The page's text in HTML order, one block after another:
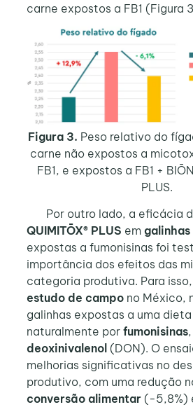
carne expostos a FB1 (Figura
Figura 3. Peso relativo do
carne não expostos a
FB1, e expostos a FB1 +
PLUS.
Por outro lado, a eficácia
QUIMITŌX® PLUS em
expostas a fumonisinas foi
importância dos efeitos das
categoria produtiva. Para
estudo de campono México,
galinhas expostas a uma
naturalmente por fumonisinas
deoxinivalenol (DON). O
melhorias significativas no
produtivo, com uma redução
conversão alimentar(-5,8%)